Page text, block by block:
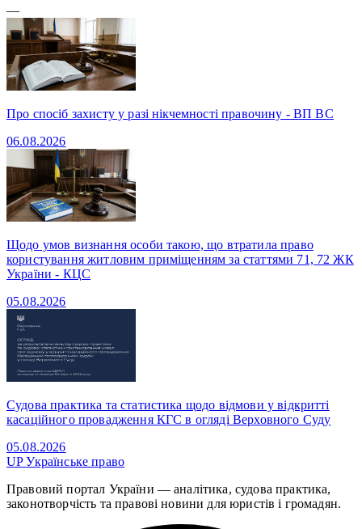
—
Про спосіб захисту у разі нікчемності правочину - ВП ВС
06.08.2026
Щодо умов визнання особи такою, що втратила право
користування житловим приміщенням за статтями 71, 72 ЖК
України - КЦС
05.08.2026
Судова практика та статистика щодо відмови у відкритті
касаційного провадження КГС в огляді Верховного Суду
05.08.2026
UPУкраїнське право
Правовий портал України — аналітика, судова практика,
законотворчість та правові новини для юристів і громадян.